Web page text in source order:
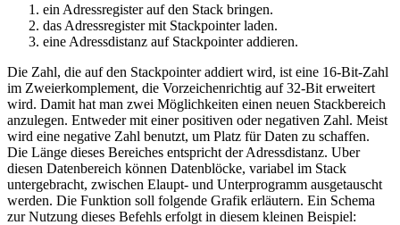
ein Adressregister auf den Stack bringen.
das Adressregister mit Stackpointer laden.
eine Adressdistanz auf Stackpointer addieren.
Die Zahl, die auf den Stackpointer addiert wird, ist eine 16-Bit-Zahl
im Zweierkomplement, die Vorzeichenrichtig auf 32-Bit erweitert
wird. Damit hat man zwei Möglichkeiten einen neuen Stackbereich
anzulegen. Entweder mit einer positiven oder negativen Zahl. Meist
wird eine negative Zahl benutzt, um Platz für Daten zu schaffen.
Die Länge dieses Bereiches entspricht der Adressdistanz. Uber
diesen Datenbereich können Datenblöcke, variabel im Stack
untergebracht, zwischen Elaupt- und Unterprogramm ausgetauscht
werden. Die Funktion soll folgende Grafik erläutern. Ein Schema
zur Nutzung dieses Befehls erfolgt in diesem kleinen Beispiel: